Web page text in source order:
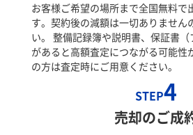
お客様ご希望の場所まで全国無料で
す。契約後の減額は一切ありません
い。 整備記録簿や説明書、保証書
があると高額査定につながる可能性
の方は査定時にご用意ください。
STEP4
売却のご成